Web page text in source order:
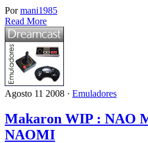
Pormani1985
Read More
Agosto 11 2008 · Emuladores
Makaron WIP : NAO
NAOMI